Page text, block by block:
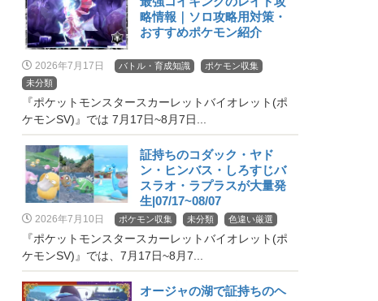
略情報｜ソロ攻略用対策・
おすすめポケモン紹介
2026年7月17日 バトル・育成知識
ポケモン収集
未分類
『ポケットモンスタースカーレットバイオレット(ポ
ケモンSV)』では 7月17日~8月7日...
証持ちのコダック・ヤド
ン・ヒンバス・しろすじバ
スラオ・ラプラスが大量発
生|07/17~08/07
2026年7月10日 ポケモン収集 未分類 色違い厳選
『ポケットモンスタースカーレットバイオレット(ポ
ケモンSV)』では、7月17日~8月7...
オージャの湖で証持ちのヘ